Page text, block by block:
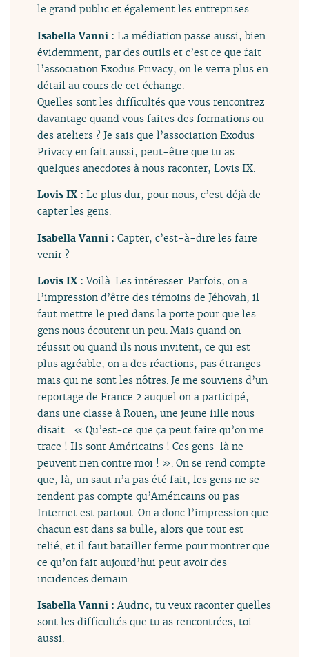
le grand public et également les entreprises.
Isabella Vanni :La médiation passe aussi, bien
évidemment, par des outils et c’est ce que fait
l’association Exodus Privacy, on le verra plus en
détail au cours de cet échange.
Quelles sont les difficultés que vous rencontrez
davantage quand vous faites des formations ou
des ateliers ? Je sais que l’association Exodus
Privacy en fait aussi, peut-être que tu as
quelques anecdotes à nous raconter, Lovis IX.
Lovis IX :Le plus dur, pour nous, c’est déjà de
capter les gens.
Isabella Vanni :Capter, c’est-à-dire les faire
venir ?
Lovis IX :Voilà. Les intéresser. Parfois, on a
l’impression d’être des témoins de Jéhovah, il
faut mettre le pied dans la porte pour que les
gens nous écoutent un peu. Mais quand on
réussit ou quand ils nous invitent, ce qui est
plus agréable, on a des réactions, pas étranges
mais qui ne sont les nôtres. Je me souviens d’un
reportage de France 2 auquel on a participé,
dans une classe à Rouen, une jeune fille nous
disait : « Qu’est-ce que ça peut faire qu’on me
trace ! Ils sont Américains ! Ces gens-là ne
peuvent rien contre moi ! ». On se rend compte
que, là, un saut n’a pas été fait, les gens ne se
rendent pas compte qu’Américains ou pas
Internet est partout. On a donc l’impression que
chacun est dans sa bulle, alors que tout est
relié, et il faut batailler ferme pour montrer que
ce qu’on fait aujourd’hui peut avoir des
incidences demain.
Isabella Vanni :Audric, tu veux raconter quelles
sont les difficultés que tu as rencontrées, toi
aussi.